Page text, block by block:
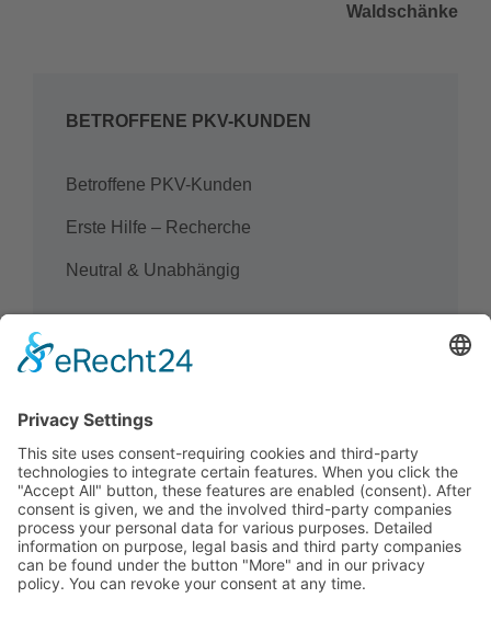
Waldschänke
BETROFFENE PKV-KUNDEN
Betroffene PKV-Kunden
Erste Hilfe – Recherche
Neutral & Unabhängig
Suchen
Suchen